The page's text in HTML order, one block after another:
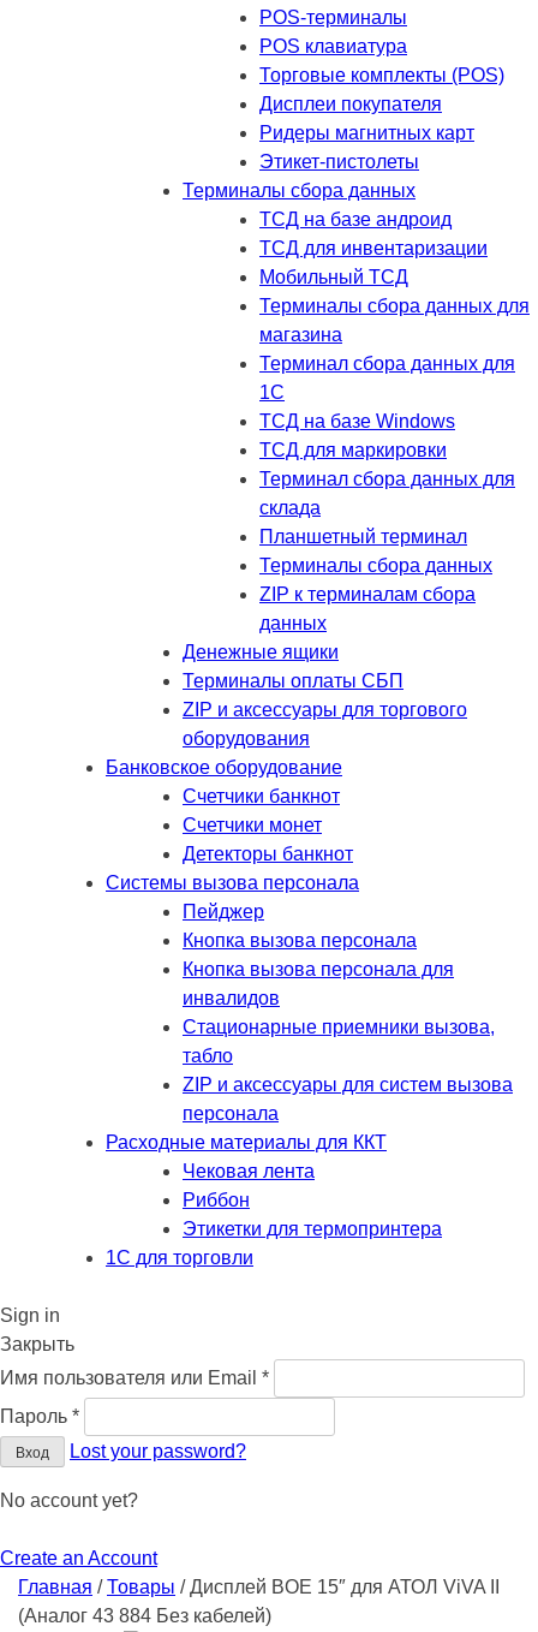
POS-терминалы
POS клавиатура
Торговые комплекты (POS)
Дисплеи покупателя
Ридеры магнитных карт
Этикет-пистолеты
Терминалы сбора данных
ТСД на базе андроид
ТСД для инвентаризации
Мобильный ТСД
Терминалы сбора данных для
магазина
Терминал сбора данных для
1C
ТСД на базе Windows
ТСД для маркировки
Терминал сбора данных для
склада
Планшетный терминал
Терминалы сбора данных
ZIP к терминалам сбора
данных
Денежные ящики
Терминалы оплаты СБП
ZIP и аксессуары для торгового
оборудования
Банковское оборудование
Счетчики банкнот
Счетчики монет
Детекторы банкнот
Системы вызова персонала
Пейджер
Кнопка вызова персонала
Кнопка вызова персонала для
инвалидов
Стационарные приемники вызова,
табло
ZIP и аксессуары для систем вызова
персонала
Расходные материалы для ККТ
Чековая лента
Риббон
Этикетки для термопринтера
1С для торговли
Sign in
Закрыть
Имя пользователя или Email *Обязательно
Пароль *Обязательно
Вход Lost your password?
No account yet?
Create an Account
Главная /Товары /Дисплей BOE 15″ для АТОЛ ViVA II
(Аналог 43 884 Без кабелей)